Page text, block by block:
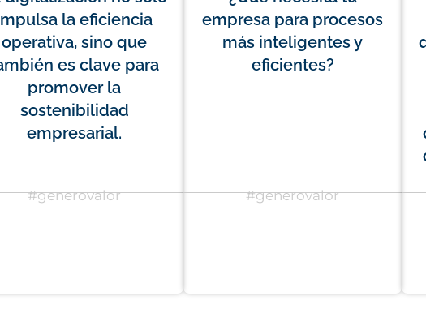
la eficiencia
operativa, sino que
es clave para
promover la
sostenibilidad
empresarial.
#generovalor
empresa para procesos
más inteligentes y
eficientes?
#generovalor